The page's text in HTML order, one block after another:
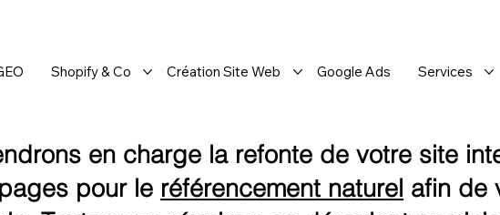
Shopify & Co Création Site Web Google Ads Services
en charge la refonte de votre site
pour le référencement naturel afin de